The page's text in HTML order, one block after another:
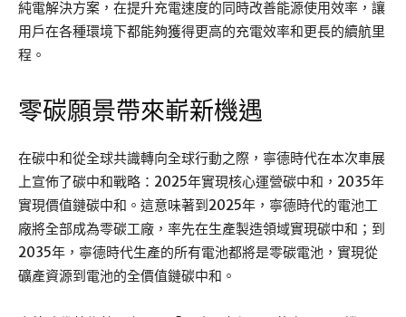
純電解決方案，在提升充電速度的同時改善能源使用效率，讓
用戶在各種環境下都能夠獲得更高的充電效率和更長的續航里
程。
零碳願景帶來嶄新機遇
在碳中和從全球共識轉向全球行動之際，寧德時代在本次車展
上宣佈了碳中和戰略：2025年實現核心運營碳中和，2035年
實現價值鏈碳中和。這意味著到2025年，寧德時代的電池工
廠將全部成為零碳工廠，率先在生產製造領域實現碳中和；到
2035年，寧德時代生產的所有電池都將是零碳電池，實現從
礦產資源到電池的全價值鏈碳中和。